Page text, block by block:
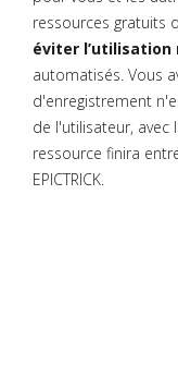
ressources gratuits
éviter l’utilisation
automatisés. Vous
d'enregistrement
de l'utilisateur, avec
ressource finira
EPICTRICK.